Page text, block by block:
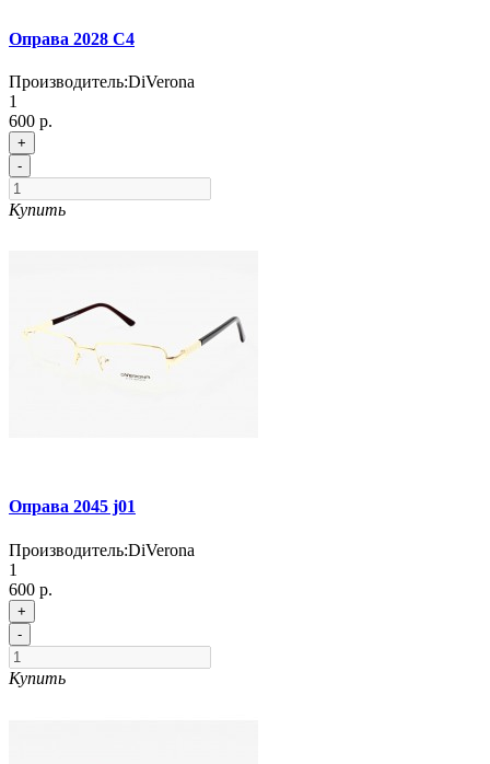
Оправа 2028 С4
Производитель:DiVerona
1
600 р.
+
-
Купить
Оправа 2045 j01
Производитель:DiVerona
1
600 р.
+
-
Купить